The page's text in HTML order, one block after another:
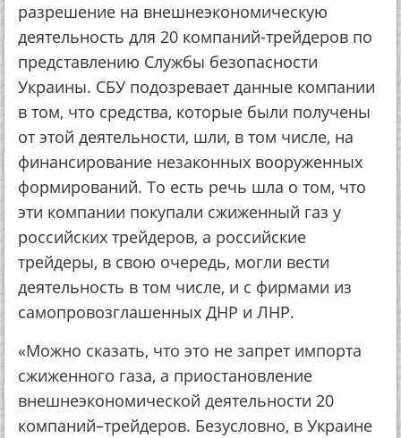
разрешение на внешнеэкономическую
деятельность для 20 компаний-трейдеров по
представлению Службы безопасности
Украины. СБУ подозревает данные компании
в том, что средства, которые были получены
от этой деятельности, шли, в том числе, на
финансирование незаконных вооруженных
формирований. То есть речь шла о том, что
эти компании покупали сжиженный газ у
российских трейдеров, а российские
трейдеры, в свою очередь, могли вести
деятельность в том числе, и с фирмами из
самопровозглашенных ДНР и ЛНР.
«Можно сказать, что это не запрет импорта
сжиженного газа, а приостановление
внешнеэкономической деятельности 20
компаний–трейдеров. Безусловно, в Украине